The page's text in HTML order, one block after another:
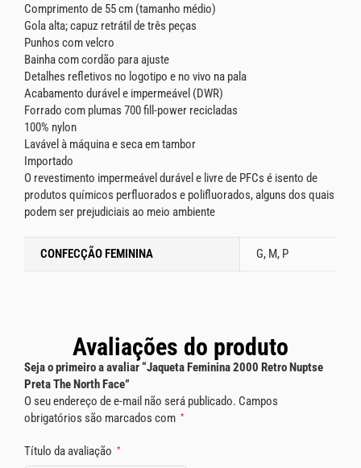
Comprimento de 55 cm (tamanho médio)
Gola alta; capuz retrátil de três peças
Punhos com velcro
Bainha com cordão para ajuste
Detalhes refletivos no logotipo e no vivo na pala
Acabamento durável e impermeável (DWR)
Forrado com plumas 700 fill-power recicladas
100% nylon
Lavável à máquina e seca em tambor
Importado
O revestimento impermeável durável e livre de PFCs é isento de
produtos químicos perfluorados e polifluorados, alguns dos quais
podem ser prejudiciais ao meio ambiente
CONFECÇÃO FEMININA G, M, P
Avaliações do produto
Seja o primeiro a avaliar “Jaqueta Feminina 2000 Retro Nuptse
Preta The North Face”
O seu endereço de e-mail não será publicado. Campos
obrigatórios são marcados com *
Título da avaliação *